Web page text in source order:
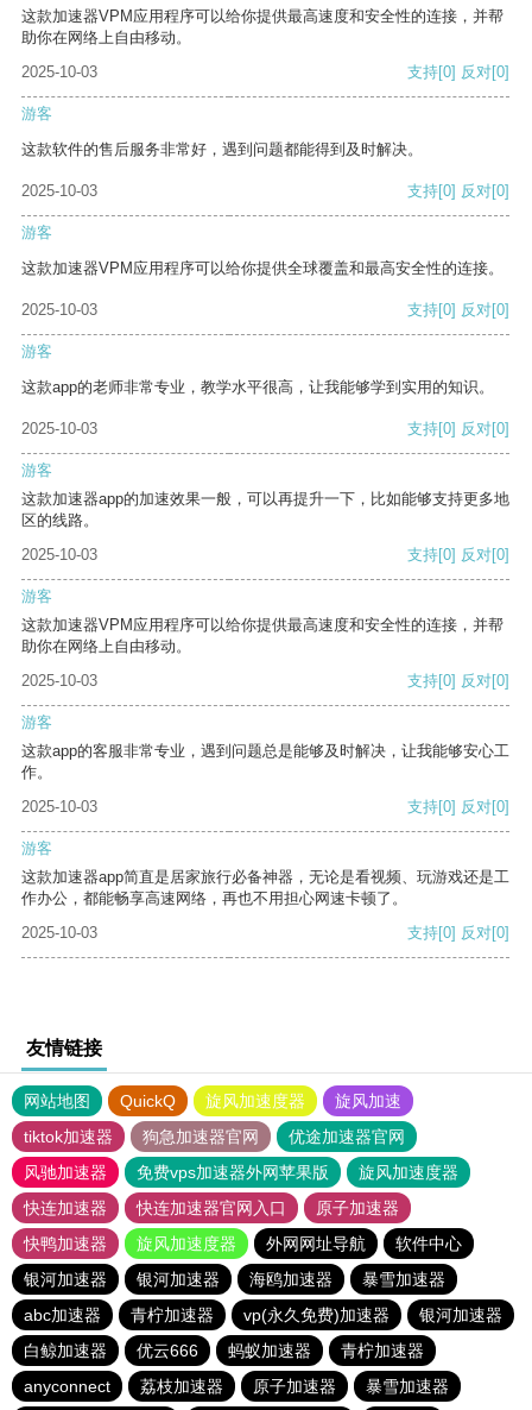
这款加速器VPM应用程序可以给你提供最高速度和安全性的连接，并帮
助你在网络上自由移动。
2025-10-03
支持[0] 反对[0]
游客
这款软件的售后服务非常好，遇到问题都能得到及时解决。
2025-10-03 支持[0] 反对[0]
游客
这款加速器VPM应用程序可以给你提供全球覆盖和最高安全性的连接。
2025-10-03 支持[0] 反对[0]
游客
这款app的老师非常专业，教学水平很高，让我能够学到实用的知识。
2025-10-03 支持[0] 反对[0]
游客
这款加速器app的加速效果一般，可以再提升一下，比如能够支持更多地
区的线路。
2025-10-03
支持[0] 反对[0]
游客
这款加速器VPM应用程序可以给你提供最高速度和安全性的连接，并帮
助你在网络上自由移动。
2025-10-03
支持[0] 反对[0]
游客
这款app的客服非常专业，遇到问题总是能够及时解决，让我能够安心工
作。
2025-10-03
支持[0] 反对[0]
游客
这款加速器app简直是居家旅行必备神器，无论是看视频、玩游戏还是工
作办公，都能畅享高速网络，再也不用担心网速卡顿了。
2025-10-03
支持[0] 反对[0]
友情链接
网站地图 QuickQ 旋风加速度器
旋风加速
tiktok加速器
狗急加速器官网
优途加速器官网
风驰加速器
免费vps加速器外网苹果版
旋风加速度器
快连加速器
快连加速器官网入口
原子加速器
快鸭加速器
旋风加速度器 外网网址导航
软件中心
银河加速器
银河加速器 海鸥加速器
暴雪加速器
abc加速器
青柠加速器 vp(永久免费)加速器
银河加速器
白鲸加速器
优云666 蚂蚁加速器
青柠加速器
anyconnect
荔枝加速器 原子加速器 暴雪加速器